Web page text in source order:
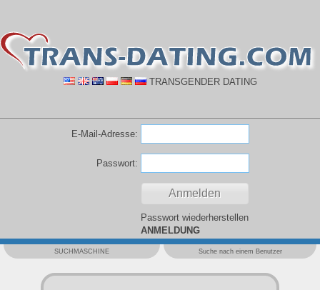
TRANSGENDER DATING
E-Mail-Adresse:
Passwort:
Passwort wiederherstellen
ANMELDUNG
SUCHMASCHINE Suche nach einem Benutzer